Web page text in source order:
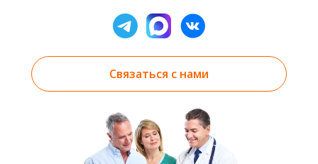
Связаться с нами